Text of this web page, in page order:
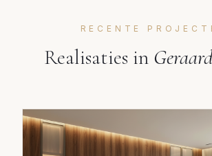
RECENTE
Realisaties in